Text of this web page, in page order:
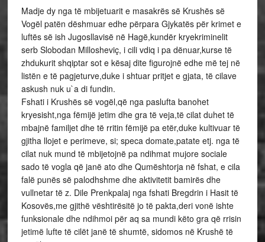
Madje dy nga të mbijetuarit e masakrës së Krushës së
Vogël patën dëshmuar edhe përpara Gjykatës për krimet e
luftës së ish Jugosllavisë në Hagë,kundër kryekriminelit
serb Slobodan Millosheviç, i cili vdiq i pa dënuar,kurse të
zhdukurit shqiptar sot e kësaj dite figurojnë edhe më tej në
listën e të pagjeturve,duke i shtuar pritjet e gjata, të cilave
askush nuk u`a di fundin.
Fshati i Krushës së vogël,që nga paslufta banohet
kryesisht,nga fëmijë jetim dhe gra të veja,të cilat duhet të
mbajnë familjet dhe të rritin fëmijë pa etër,duke kultivuar të
gjitha llojet e perimeve, si; speca domate,patate etj. nga të
cilat nuk mund të mbijetojnë pa ndihmat mujore sociale
sado të vogla që janë ato dhe Qumështorja në fshat, e cila
falë punës së palodhshme dhe aktivitetit bamirës dhe
vullnetar të z. Dile Prenkpalaj nga fshati Bregdrin i Hasit të
Kosovës,me gjithë vështirësitë jo të pakta,deri vonë ishte
funksionale dhe ndihmoi për aq sa mundi këto gra që rrisin
jetimë lufte të cilët janë të shumtë, sidomos në Krushë të